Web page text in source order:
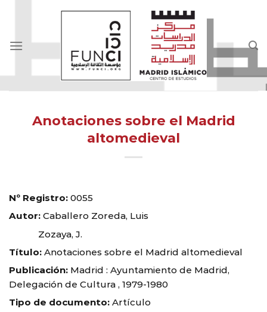
Anotaciones sobre el Madrid
altomedieval
Nº Registro: 0055
Autor: Caballero Zoreda, Luis
Zozaya, J.
Título: Anotaciones sobre el Madrid altomedieval
Publicación: Madrid : Ayuntamiento de Madrid,
Delegación de Cultura , 1979-1980
Tipo de documento: Artículo